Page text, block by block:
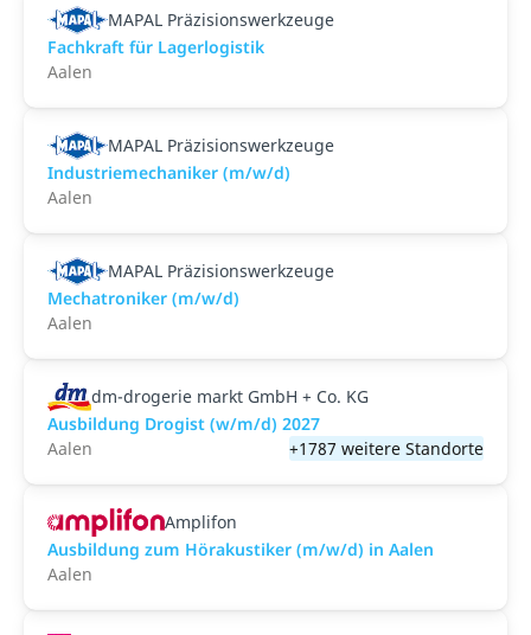
MAPAL Präzisionswerkzeuge
Fachkraft für Lagerlogistik
Aalen
MAPAL Präzisionswerkzeuge
Industriemechaniker (m/w/d)
Aalen
MAPAL Präzisionswerkzeuge
Mechatroniker (m/w/d)
Aalen
dm-drogerie markt GmbH + Co. KG
Ausbildung Drogist (w/m/d) 2027
Aalen
+1787 weitere Standorte
Amplifon
Ausbildung zum Hörakustiker (m/w/d) in Aalen
Aalen